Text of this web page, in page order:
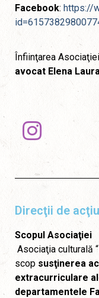
Facebook: https://
Înfiinţarea
avocat Elena
Direcţii de
Scopul Asociaţiei
Asociaţia culturală
scop susţinerea
extracurriculare
departamentele